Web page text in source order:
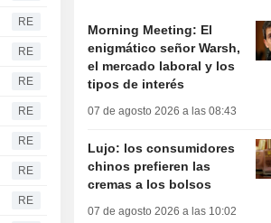
RE
RE
RE
RE
RE
RE
RE
Morning Meeting: El
enigmático señor Warsh,
el mercado laboral y los
tipos de interés
07 de agosto 2026 a las 08:43
Lujo: los consumidores
chinos prefieren las
cremas a los bolsos
07 de agosto 2026 a las 10:02